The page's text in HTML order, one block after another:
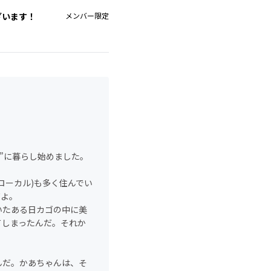
ます！ メンバー限定
暮らし始めました。
カル)も多く住んでい
。
ある日カゴの中に美
まったんだ。それか
。かあちゃんは、そ